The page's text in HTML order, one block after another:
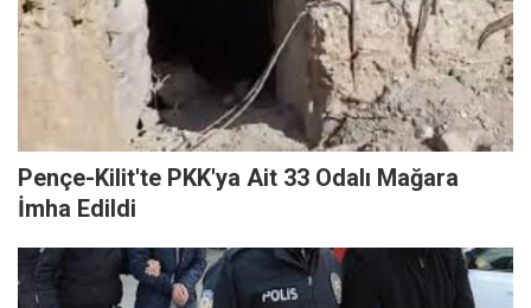
Pençe-Kilit'te PKK'ya Ait 33 Odalı Mağara
İmha Edildi